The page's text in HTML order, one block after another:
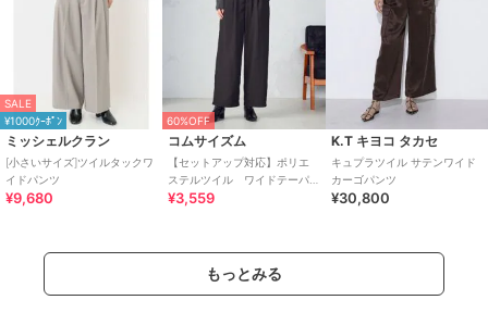
SALE
¥1000ｸｰﾎﾟﾝ
ミッシェルクラン
[小さいサイズ]ツイルタックワ
イドパンツ
¥9,680
60%OFF
コムサイズム
【セットアップ対応】ポリエ
ステルツイル ワイドテーパ
ードパンツ
¥3,559
K.T キヨコ タカセ
キュプラツイル サテンワイド
カーゴパンツ
¥30,800
もっとみる